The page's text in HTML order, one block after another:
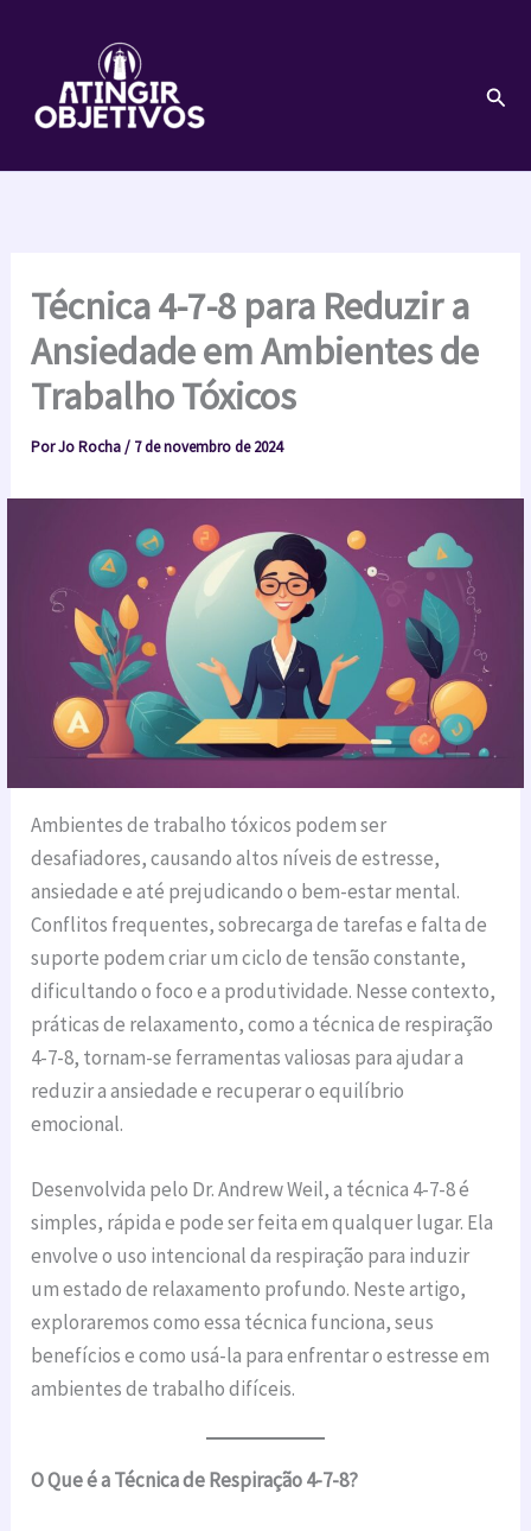
conteúdo
Técnica 4-7-8 para Reduzir a
Ansiedade em Ambientes de
Trabalho Tóxicos
PorJo Rocha/ 7 de novembro de 2024
Ambientes de trabalho tóxicos podem ser
desafiadores, causando altos níveis de estresse,
ansiedade e até prejudicando o bem-estar mental.
Conflitos frequentes, sobrecarga de tarefas e falta de
suporte podem criar um ciclo de tensão constante,
dificultando o foco e a produtividade. Nesse contexto,
práticas de relaxamento, como a técnica de respiração
4-7-8, tornam-se ferramentas valiosas para ajudar a
reduzir a ansiedade e recuperar o equilíbrio
emocional.
Desenvolvida pelo Dr. Andrew Weil, a técnica 4-7-8 é
simples, rápida e pode ser feita em qualquer lugar. Ela
envolve o uso intencional da respiração para induzir
um estado de relaxamento profundo. Neste artigo,
exploraremos como essa técnica funciona, seus
benefícios e como usá-la para enfrentar o estresse em
ambientes de trabalho difíceis.
O Que é a Técnica de Respiração 4-7-8?